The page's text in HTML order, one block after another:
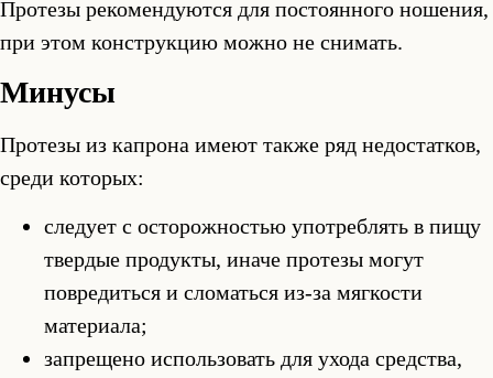
Протезы рекомендуются для постоянного ношения,
при этом конструкцию можно не снимать.
Минусы
Протезы из капрона имеют также ряд недостатков,
среди которых:
следует с осторожностью употреблять в пищу
твердые продукты, иначе протезы могут
повредиться и сломаться из-за мягкости
материала;
запрещено использовать для ухода средства,